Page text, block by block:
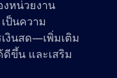
งหน่วยงาน
ป็นความ
งินสด—เพิ่มเติม
ขึ้น และเสริม